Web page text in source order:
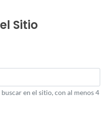
Sitio
en el sitio, con al menos 4